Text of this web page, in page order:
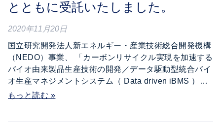
とともに受託いたしました。
2020年11月20日
国立研究開発法人新エネルギー・産業技術総合開発機構
（NEDO）事業、 「カーボンリサイクル実現を加速する
バイオ由来製品生産技術の開発／データ駆動型統合バイ
オ生産マネジメントシステム（ Data driven iBMS ）…
もっと読む »